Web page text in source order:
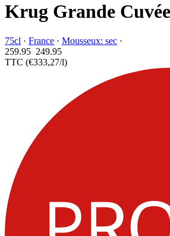
Krug Grande
75cl · France · Mousseux: sec ·
259.95 249.95
TTC (€333,27/l)